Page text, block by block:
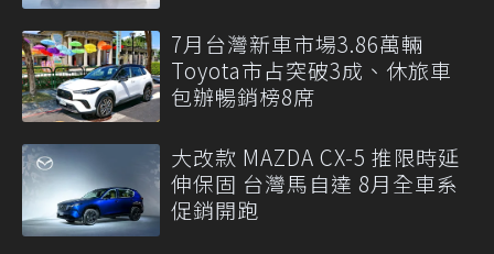
7月台灣新車市場3.86萬輛
Toyota市占突破3成、休旅車
包辦暢銷榜8席
大改款 MAZDA CX-5 推限時延
伸保固 台灣馬自達 8月全車系
促銷開跑